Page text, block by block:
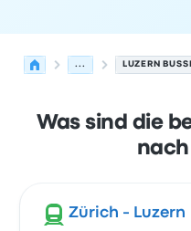
... LUZERN
Was sind die
nach
Zürich - Luzern